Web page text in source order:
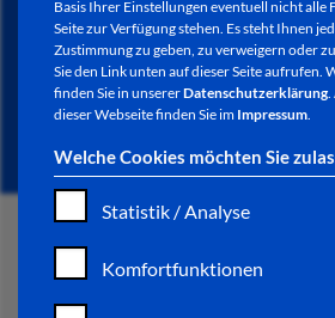
Basis Ihrer Einstellungen eventuell nicht
Seite zur Verfügung stehen. Es steht Ihnen
Zustimmung zu geben, zu verweigern oder
Sie den Link unten auf dieser Seite aufrufen.
finden Sie in unsererDatenschutzerklärung.
dieser Webseite finden Sie im Impressum.
Welche Cookies möchten Sie
Statistik / Analyse
Komfortfunktionen
NEWSLETTER / CITY
START